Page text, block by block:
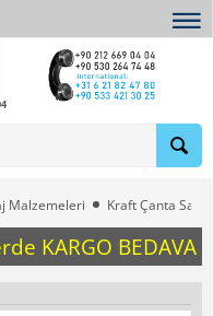
Malzemeleri Kraft Çanta Saplı
KARGO BEDAVA